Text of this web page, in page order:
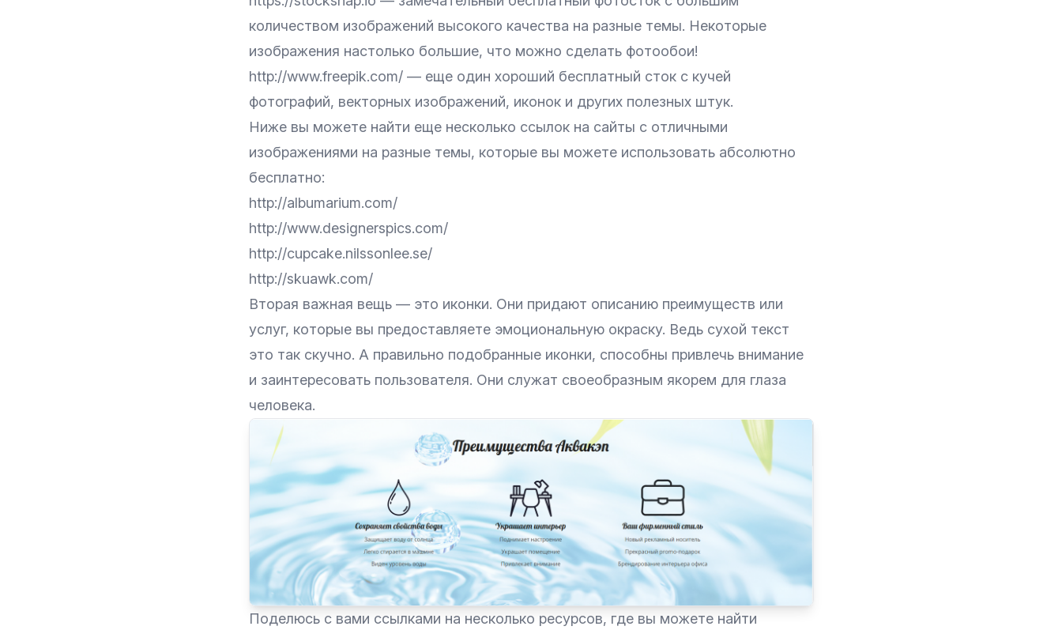
количеством изображений высокого качества на разные темы. Некоторые
изображения настолько большие, что можно сделать фотообои!
http://www.freepik.com/ — еще один хороший бесплатный сток с кучей
фотографий, векторных изображений, иконок и других полезных штук.
Ниже вы можете найти еще несколько ссылок на сайты с отличными
изображениями на разные темы, которые вы можете использовать абсолютно
бесплатно:
http://albumarium.com/
http://www.designerspics.com/
http://cupcake.nilssonlee.se/
http://skuawk.com/
Вторая важная вещь — это иконки. Они придают описанию преимуществ или
услуг, которые вы предоставляете эмоциональную окраску. Ведь сухой текст
это так скучно. А правильно подобранные иконки, способны привлечь внимание
и заинтересовать пользователя. Они служат своеобразным якорем для глаза
человека.
Поделюсь с вами ссылками на несколько ресурсов, где вы можете найти